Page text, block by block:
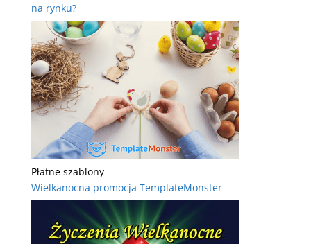
na rynku?
Płatne szablony
Wielkanocna promocja TemplateMonster